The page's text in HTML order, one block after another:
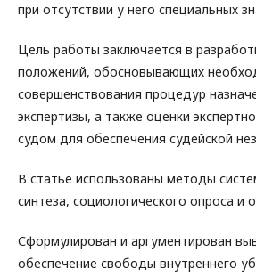
при отсутствии у него специальных
Цель работы заключается в
положений, обосновывающих
совершенствования процедур
экспертизы, а также оценки
судом для обеспечения судейской
В статье использованы методы
синтеза, социологического опроса и
Сформулирован и аргументирован
обеспечение свободы внутреннего